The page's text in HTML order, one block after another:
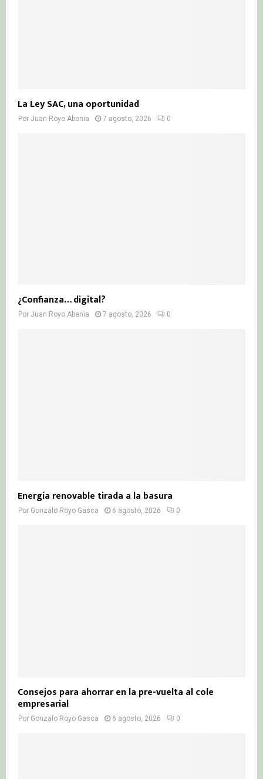
La Ley SAC, una oportunidad
Por Juan Royo Abenia 7 agosto, 2026 0
¿Confianza… digital?
Por Juan Royo Abenia 7 agosto, 2026 0
Energía renovable tirada a la basura
Por Gonzalo Royo Gasca 6 agosto, 2026 0
Consejos para ahorrar en la pre-vuelta al cole
empresarial
Por Gonzalo Royo Gasca 6 agosto, 2026 0